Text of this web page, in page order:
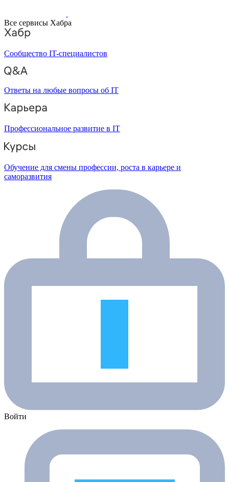
Все сервисы Хабра
Сообщество IT-специалистов
Ответы на любые вопросы об IT
Профессиональное развитие в IT
Обучение для смены профессии, роста в карьере и
саморазвития
Войти